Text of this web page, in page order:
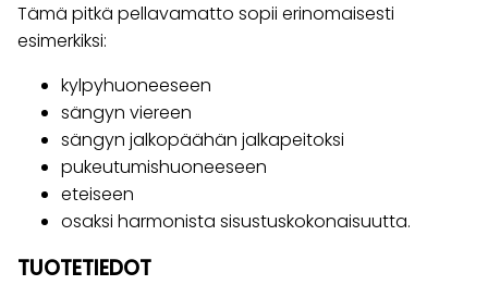
Tämä pitkä pellavamatto sopii erinomaisesti
esimerkiksi:
kylpyhuoneeseen
sängyn viereen
sängyn jalkopäähän jalkapeitoksi
pukeutumishuoneeseen
eteiseen
osaksi harmonista sisustuskokonaisuutta.
TUOTETIEDOT